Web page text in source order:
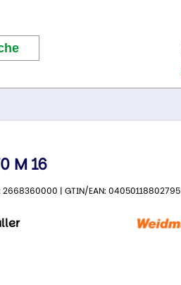
M 16
| GTIN/EAN: 04050118802795